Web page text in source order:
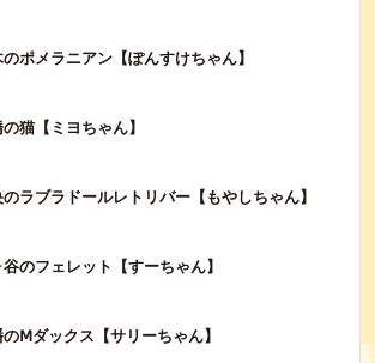
ポメラニアン【ぽんすけちゃん】
猫【ミヨちゃん】
ラブラドールレトリバー【もやしちゃん】
のフェレット【すーちゃん】
Ⅿダックス【サリーちゃん】